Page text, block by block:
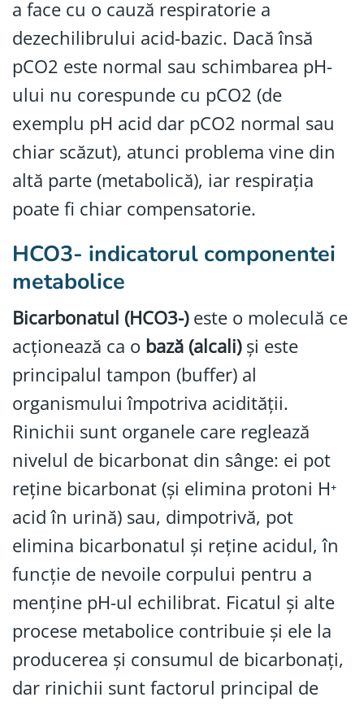
a face cu o cauză respiratorie a
dezechilibrului acid-bazic. Dacă însă
pCO2 este normal sau schimbarea pH-
ului nu corespunde cu pCO2 (de
exemplu pH acid dar pCO2 normal sau
chiar scăzut), atunci problema vine din
altă parte (metabolică), iar respirația
poate fi chiar compensatorie.
HCO3- indicatorul componentei
metabolice
Bicarbonatul (HCO3-)este o moleculă ce
acționează ca o bază (alcali)și este
principalul tampon (buffer) al
organismului împotriva acidității.
Rinichii sunt organele care reglează
nivelul de bicarbonat din sânge: ei pot
reține bicarbonat (și elimina protoni H⁺
acid în urină) sau, dimpotrivă, pot
elimina bicarbonatul și reține acidul, în
funcție de nevoile corpului pentru a
menține pH-ul echilibrat. Ficatul și alte
procese metabolice contribuie și ele la
producerea și consumul de bicarbonați,
dar rinichii sunt factorul principal de